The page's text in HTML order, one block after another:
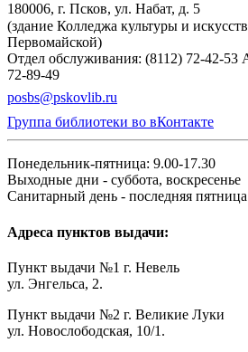
180006, г. Псков, ул. Набат, д. 5
(здание Колледжа культуры и
Первомайской)
Отдел обслуживания: (8112) 72-42-53
72-89-49
posbs@pskovlib.ru
Группа библиотеки во вКонтакте
Понедельник-пятница: 9.00-17.30
Выходные дни - суббота, воскресенье
Санитарный день - последняя
Адреса пунктов выдачи:
Пункт выдачи №1 г. Невель
ул. Энгельса, 2.
Пункт выдачи №2 г. Великие Луки
ул. Новослободская, 10/1.